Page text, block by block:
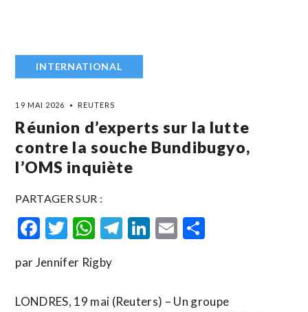
INTERNATIONAL
19 MAI 2026 REUTERS
Réunion d’experts sur la lutte
contre la souche Bundibugyo,
l’OMS inquiète
PARTAGER SUR :
Facebook
Twitter
WhatsApp
Telegram
LinkedIn
Email
par Jennifer Rigby
LONDRES, 19 mai (Reuters) – Un groupe